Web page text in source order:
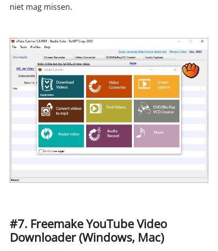
niet mag missen.
#7. Freemake YouTube Video
Downloader (Windows, Mac)